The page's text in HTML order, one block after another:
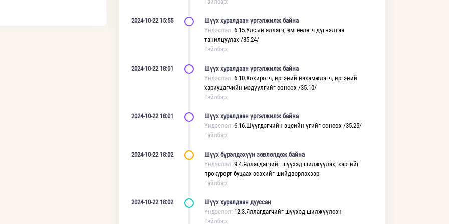
Тайлбар:
2024-10-22 15:55
Шүүх хуралдаан үргэлжилж байна
Үндэслэл: 6.15.Улсын яллагч, өмгөөлөгч дүгнэлтээ
танилцуулах /35.24/
Тайлбар:
2024-10-22 18:01
Шүүх хуралдаан үргэлжилж байна
Үндэслэл: 6.10.Хохирогч, иргэний нэхэмжлэгч, иргэний
хариуцагчийн мэдүүлгийг сонсох /35.10/
Тайлбар:
2024-10-22 18:01
Шүүх хуралдаан үргэлжилж байна
Үндэслэл: 6.16.Шүүгдэгчийн эцсийн үгийг сонсох /35.25/
Тайлбар:
2024-10-22 18:02
Шүүх бүрэлдэхүүн зөвлөлдөж байна
Үндэслэл: 9.4.Яллагдагчийг шүүхэд шилжүүлэх, хэргийг
прокурорт буцаах эсэхийг шийдвэрлэхээр
Тайлбар:
2024-10-22 18:02
Шүүх хуралдаан дууссан
Үндэслэл: 12.3.Яллагдагчийг шүүхэд шилжүүлсэн
Тайлбар: